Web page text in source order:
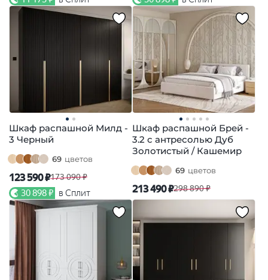
Шкаф распашной Милд -
3 Черный
69 цветов
123 590 ₽173 090 ₽
30 898 ₽ в Сплит
Шкаф распашной Брей -
3.2 с антресолью Дуб
Золотистый / Кашемир
69 цветов
213 490 ₽298 890 ₽